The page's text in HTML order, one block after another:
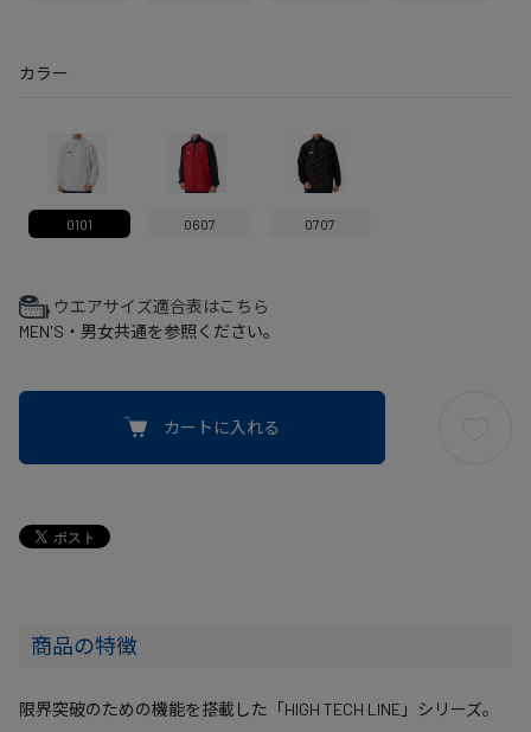
カラー
0101 0607 0707
ウエアサイズ適合表はこちら
MEN'S・男女共通を参照ください。
カートに入れる
商品の特徴
限界突破のための機能を搭載した「HIGH TECH LINE」シリーズ。